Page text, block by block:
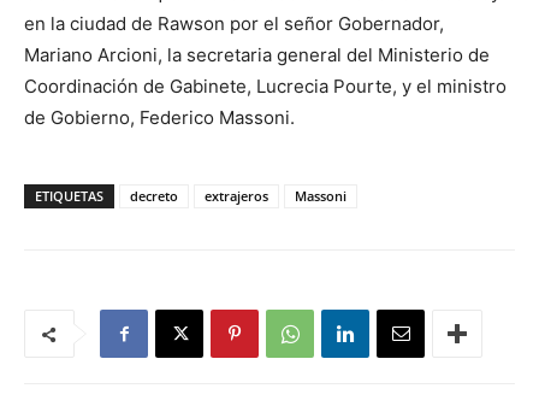
en la ciudad de Rawson por el señor Gobernador,
Mariano Arcioni, la secretaria general del Ministerio de
Coordinación de Gabinete, Lucrecia Pourte, y el ministro
de Gobierno, Federico Massoni.
ETIQUETAS decreto extrajeros Massoni